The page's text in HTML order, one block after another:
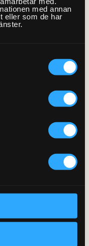
med annan
eller som de har
kompatibla
självfallet deras
mejlklienten